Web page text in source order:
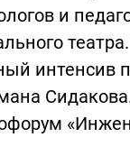
и
интенсив